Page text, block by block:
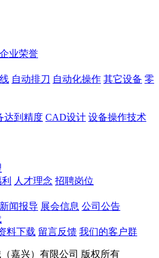
企业荣誉
自动排刀 自动化操作 其它设备 零
达到精度 CAD设计 设备操作技术
人才理念 招聘岗位
闻报导 展会信息 公司公告
料下载 留言反馈 我们的客户群
嘉兴）有限公司 版权所有